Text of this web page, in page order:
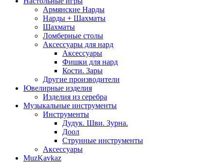
Армянские Нарды
Нарды + Шахматы
Шахматы
Ломберные столы
Аксессуары для нард
Аксессуары
Фишки для нард
Кости. Зары
Другие производители
Ювелирные изделия
Изделия из серебра
Музыкальные инструменты
Инструменты
Дудук. Шви. Зурна.
Доол
Струнные инструменты
Аксессуары
MuzKavkaz